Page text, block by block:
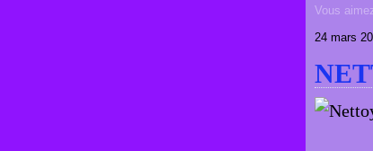
Vous
24 mars